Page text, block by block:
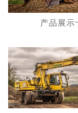
产品展示